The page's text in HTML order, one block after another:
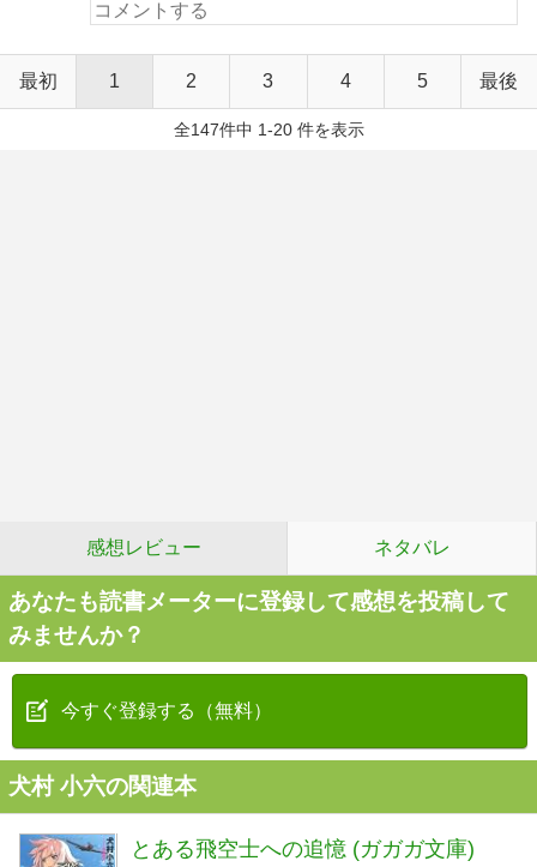
最初 1 2 3 4 5 最後
全147件中 1-20 件を表示
感想レビュー ネタバレ
あなたも読書メーターに登録して感想を投稿して
みませんか？
今すぐ登録する（無料）
犬村 小六の関連本
とある飛空士への追憶 (ガガガ文庫)